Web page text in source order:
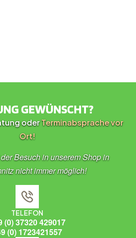
GEWÜNSCHT?
oderTerminabsprache vor
Ort!
Besuch in unserem Shop in
nicht immer möglich!
TELEFON
(0) 37320 429017
(0) 1723421557